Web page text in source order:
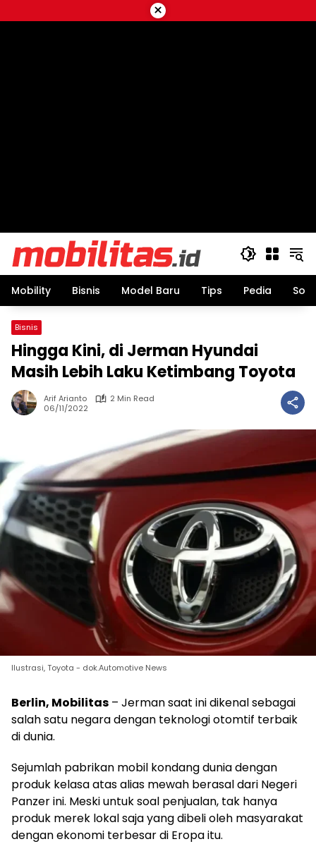
to
×
Mobility Bisnis Model Baru Tips Pedia
Bisnis
Hingga Kini, di Jerman Hyundai
Masih Lebih Laku Ketimbang Toyota
Arif Arianto
2 Min Read
06/11/2022
Ilustrasi, Toyota - dok.Automotive News
Berlin, Mobilitas – Jerman saat ini dikenal sebagai
salah satu negara dengan teknologi otomtif terbaik
di dunia.
Sejumlah pabrikan mobil kondang dunia dengan
produk kelasa atas alias mewah berasal dari Negeri
Panzer ini. Meski untuk soal penjualan, tak hanya
produk merek lokal saja yang dibeli oleh masyarakat
dengan ekonomi terbesar di Eropa itu.